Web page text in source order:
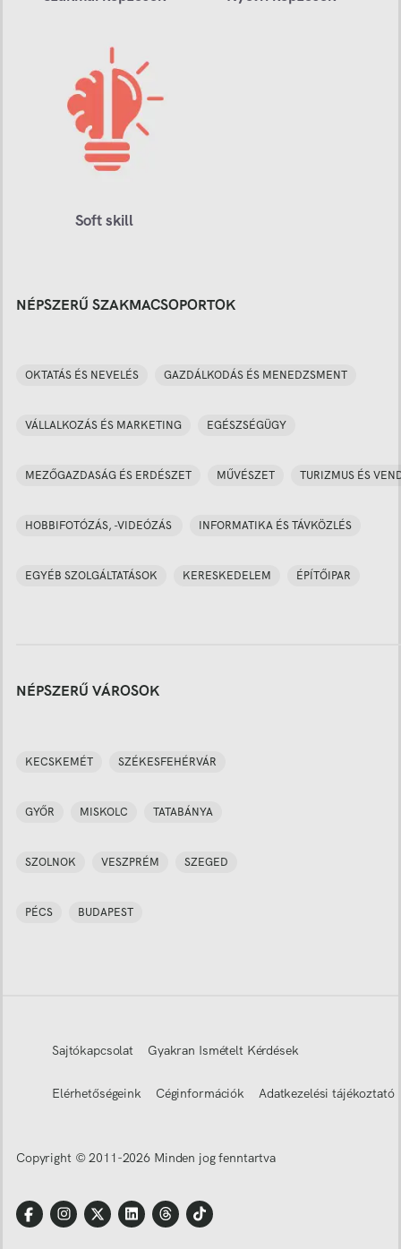
Soft skill
NÉPSZERŰ SZAKMACSOPORTOK
OKTATÁS ÉS NEVELÉS GAZDÁLKODÁS ÉS MENEDZSMENT
VÁLLALKOZÁS ÉS MARKETING EGÉSZSÉGÜGY
MEZŐGAZDASÁG ÉS ERDÉSZET MŰVÉSZET TURIZMUS ÉS
HOBBIFOTÓZÁS, -VIDEÓZÁS INFORMATIKA ÉS TÁVKÖZLÉS
EGYÉB SZOLGÁLTATÁSOK KERESKEDELEM ÉPÍTŐIPAR
NÉPSZERŰ VÁROSOK
KECSKEMÉT SZÉKESFEHÉRVÁR
GYŐR MISKOLC TATABÁNYA
SZOLNOK VESZPRÉM SZEGED
PÉCS BUDAPEST
Sajtókapcsolat Gyakran Ismételt Kérdések
Elérhetőségeink Céginformációk Adatkezelési tájékoztató
Copyright © 2011-2026 Minden jog fenntartva